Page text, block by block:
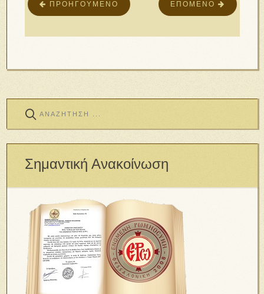
ΕΠΌΜΕΝΟ
ΠΡΟΗΓΟΎΜΕΝΟ
Σημαντική Ανακοίνωση